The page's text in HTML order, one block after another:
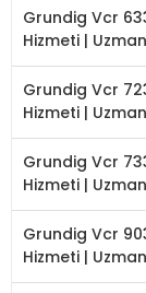
Grundig Vcr
Hizmeti |
Grundig Vcr
Hizmeti |
Grundig Vcr
Hizmeti |
Grundig Vcr
Hizmeti |